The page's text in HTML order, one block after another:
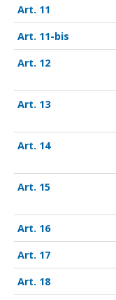
11
11-bis
12
13
14
15
16
17
18